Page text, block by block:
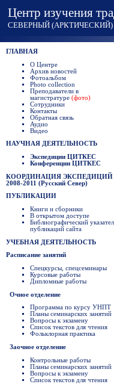
Центр изучения
СЕВЕРНЫЙ (АРКТИЧЕСКИЙ)
ГЛАВНАЯ
О Центре
Архив новостей
Фотоальбом
Photo collection
Преподаватели в
магистратуре (фото)
Сотрудники
Контакты
Обратная связь
Аудио
Видео
НАУЧНАЯ ДЕЯТЕЛЬНОСТЬ
Экспедиции ЦИТКЕС
Конференции ЦИТКЕС
КООРДИНАЦИЯ ЭКСПЕДИЦИЙ
2008-2011 (Русский Север)
ПУБЛИКАЦИИ
Книги и сборники
В открытом доступе
Библиографический
публикаций сайта
УЧЕБНАЯ ДЕЯТЕЛЬНОСТЬ
Расписание занятий
Спецкурсы, спецсеминары
Курсовые работы
Дипломные работы
Очное отделение
Программа по курсу УНПТ
Планы семинарских занятий
Вопросы к экзамену
Список текстов для чтения
Фольклорная практика
Заочное отделение
Контрольные работы
Планы семинарских занятий
Вопросы к экзамену
Список текстов для чтения